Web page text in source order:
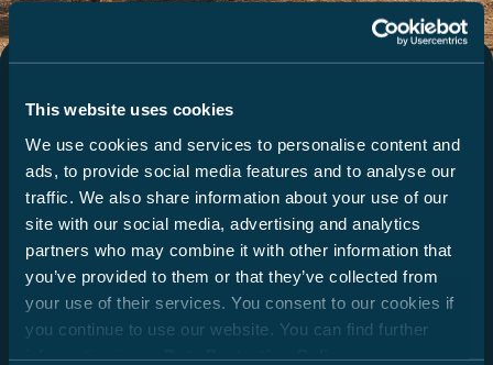
This website uses cookies
We use cookies and services to personalise content and
ads, to provide social media features and to analyse our
traffic. We also share information about your use of our
site with our social media, advertising and analytics
partners who may combine it with other information that
you’ve provided to them or that they’ve collected from
your use of their services. You consent to our cookies if
you continue to use our website. You can find further
Alkoven
ab 76.699 €